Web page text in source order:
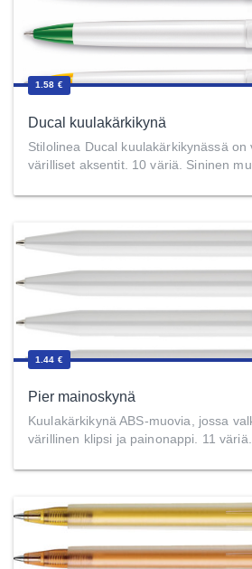
1.58 €
Ducal kuulakärkikynä
Stilolinea Ducal kuulakärkikynässä
värilliset aksentit. 10 väriä. Sininen
1.44 €
Pier mainoskynä
Kuulakärkikynä ABS-muovia, jossa
värillinen klipsi ja painonappi. 11